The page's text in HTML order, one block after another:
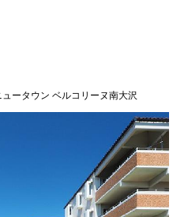
ュータウン ベルコリーヌ南大沢